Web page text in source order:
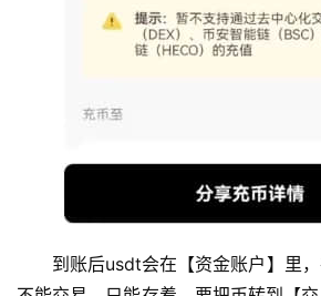
到账后usdt会在【资金账户】里